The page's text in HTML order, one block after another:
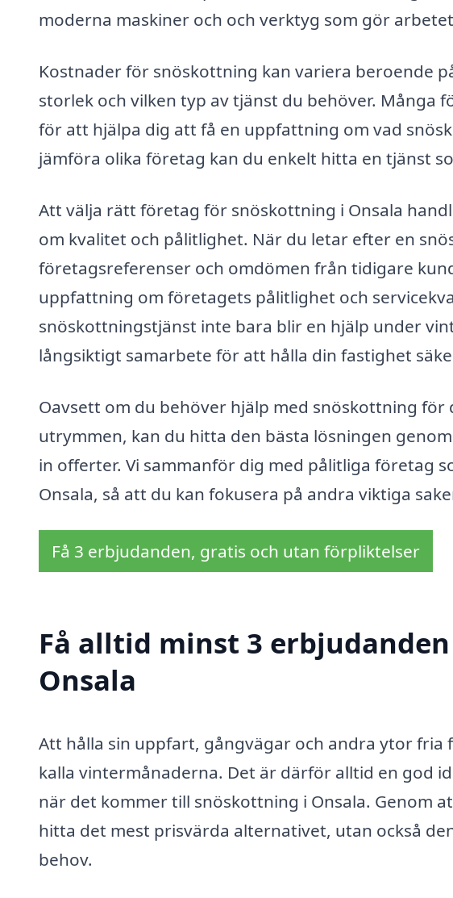
moderna maskiner och och verktyg som gör
Kostnader för snöskottning kan variera beroende
storlek och vilken typ av tjänst du behöver. Många
för att hjälpa dig att få en uppfattning om vad
jämföra olika företag kan du enkelt hitta en tjänst
Att välja rätt företag för snöskottning i Onsala
om kvalitet och pålitlighet. När du letar efter en
företagsreferenser och omdömen från tidigare
uppfattning om företagets pålitlighet och
snöskottningstjänst inte bara blir en hjälp under
långsiktigt samarbete för att hålla din fastighet
Oavsett om du behöver hjälp med snöskottning
utrymmen, kan du hitta den bästa lösningen
in offerter. Vi sammanför dig med pålitliga företag
Onsala, så att du kan fokusera på andra viktiga
Få 3 erbjudanden, gratis och utan förpliktelser
Få alltid minst 3
Onsala
Att hålla sin uppfart, gångvägar och andra ytor fria
kalla vintermånaderna. Det är därför alltid en god
när det kommer till snöskottning i Onsala. Genom
hitta det mest prisvärda alternativet, utan också
behov.